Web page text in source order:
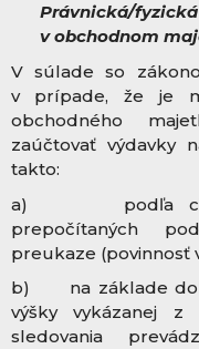
Právnická/
v obchodnom
V súlade so
v prípade, že je
obchodného
zaúčtovať výdavky
takto:
a) podľa cien
prepočítaných
preukaze (povinnosť
b) na základe
výšky vykázanej z
sledovania